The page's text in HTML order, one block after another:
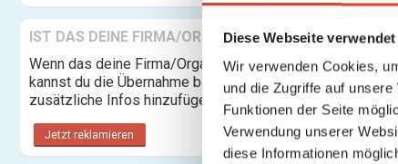
Diese Webseite
Wir verwenden Cookies,
und die Zugriffe auf
Funktionen der Seite
Verwendung unserer
diese Informationen
IST DAS DEINE FIRMA/ORGANISATION?
Wenn das deine Firma/Organisation ist,
kannst du die Übernahme beantragen und
zusätzliche Infos hinzufügen.
Jetzt reklamieren
Telefon:
Website:
Es gibt